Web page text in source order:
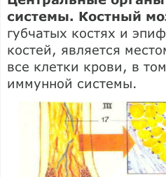
системы. Костный
губчатых костях и
костей, является
все клетки крови, в
иммунной системы.